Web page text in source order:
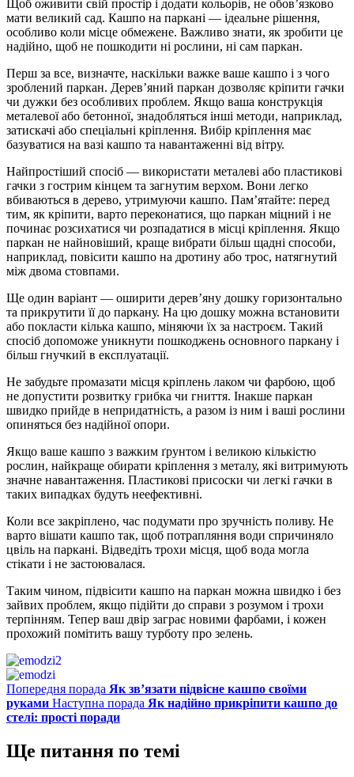
Щоб оживити свій простір і додати кольорів, не обов’язково
мати великий сад. Кашпо на паркані — ідеальне рішення,
особливо коли місце обмежене. Важливо знати, як зробити це
надійно, щоб не пошкодити ні рослини, ні сам паркан.
Перш за все, визначте, наскільки важке ваше кашпо і з чого
зроблений паркан. Дерев’яний паркан дозволяє кріпити гачки
чи дужки без особливих проблем. Якщо ваша конструкція
металевої або бетонної, знадобляться інші методи, наприклад,
затискачі або спеціальні кріплення. Вибір кріплення має
базуватися на вазі кашпо та навантаженні від вітру.
Найпростіший спосіб — використати металеві або пластикові
гачки з гострим кінцем та загнутим верхом. Вони легко
вбиваються в дерево, утримуючи кашпо. Пам’ятайте: перед
тим, як кріпити, варто переконатися, що паркан міцний і не
починає розсихатися чи розпадатися в місці кріплення. Якщо
паркан не найновіший, краще вибрати більш щадні способи,
наприклад, повісити кашпо на дротину або трос, натягнутий
між двома стовпами.
Ще один варіант — оширити дерев’яну дошку горизонтально
та прикрутити її до паркану. На цю дошку можна встановити
або покласти кілька кашпо, міняючи їх за настроєм. Такий
спосіб допоможе уникнути пошкоджень основного паркану і
більш гнучкий в експлуатації.
Не забудьте промазати місця кріплень лаком чи фарбою, щоб
не допустити розвитку грибка чи гниття. Інакше паркан
швидко прийде в непридатність, а разом із ним і ваші рослини
опиняться без надійної опори.
Якщо ваше кашпо з важким ґрунтом і великою кількістю
рослин, найкраще обирати кріплення з металу, які витримують
значне навантаження. Пластикові присоски чи легкі гачки в
таких випадках будуть неефективні.
Коли все закріплено, час подумати про зручність поливу. Не
варто вішати кашпо так, щоб потрапляння води спричиняло
цвіль на паркані. Відведіть трохи місця, щоб вода могла
стікати і не застоювалася.
Таким чином, підвісити кашпо на паркан можна швидко і без
зайвих проблем, якщо підійти до справи з розумом і трохи
терпінням. Тепер ваш двір заграє новими фарбами, і кожен
прохожий помітить вашу турботу про зелень.
Попередня порада Як зв’язати підвісне кашпо своїми
руками Наступна порада Як надійно прикріпити кашпо до
стелі: прості поради
Ще питання по темі